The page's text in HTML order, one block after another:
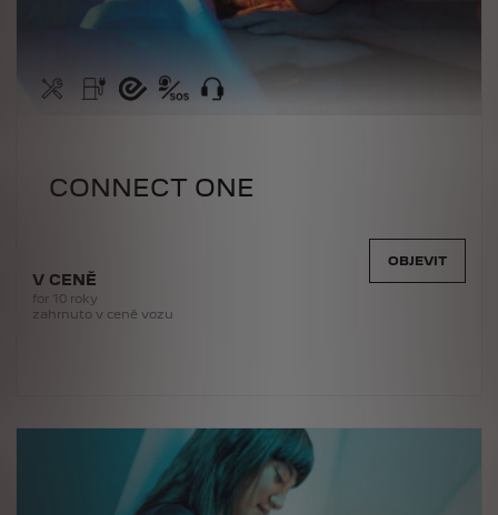
CONNECT ONE
V CENĚ
for 10 roky
zahrnuto v ceně vozu
OBJEVIT